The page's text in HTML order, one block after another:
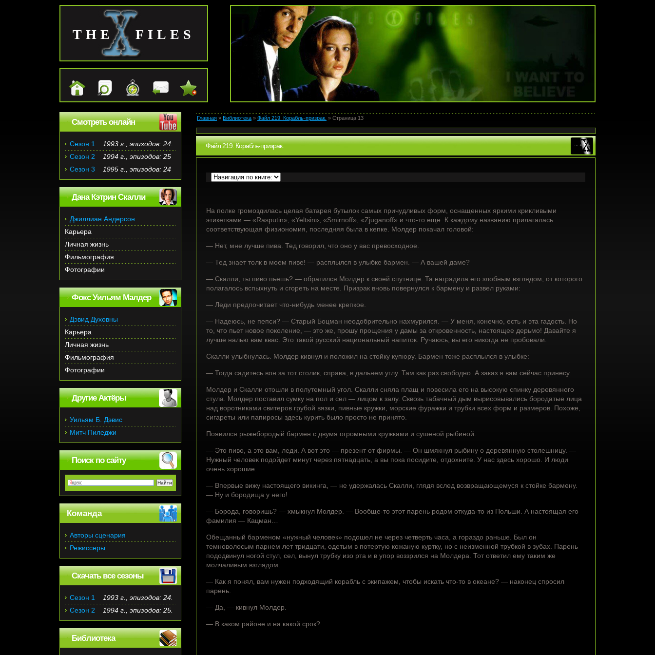
THE FILES
Главная » Библиотека » Файл 219. Корабль-призрак. » Страница 13
Файл 219. Корабль-призрак.
На полке громоздилась целая батарея бутылок самых причудливых форм, оснащенных яркими крикливыми
этикетками — «Rasputin», «Yeltsin», «Smirnoff», «Zjuganoff» и что-то еще. К каждому названию прилагалась
соответствующая физиономия, последняя была в кепке. Молдер покачал головой:
— Нет, мне лучше пива. Тед говорил, что оно у вас превосходное.
— Тед знает толк в моем пиве! — расплылся в улыбке бармен. — А вашей даме?
— Скалли, ты пиво пьешь? — обратился Молдер к своей спутнице. Та наградила его злобным взглядом, от которого
полагалось вспыхнуть и сгореть на месте. Призрак вновь повернулся к бармену и развел руками:
— Леди предпочитает что-нибудь менее крепкое.
— Надеюсь, не пепси? — Старый Боцман неодобрительно нахмурился. — У меня, конечно, есть и эта гадость. Но
то, что пьет новое поколение, — это же, прошу прощения у дамы за откровенность, настоящее дерьмо! Давайте я
лучше налью вам квас. Это такой русский национальный напиток. Ручаюсь, вы его никогда не пробовали.
Скалли улыбнулась. Молдер кивнул и положил на стойку купюру. Бармен тоже расплылся в улыбке:
— Тогда садитесь вон за тот столик, справа, в дальнем углу. Там как раз свободно. А заказ я вам сейчас принесу.
Молдер и Скалли отошли в полутемный угол. Скалли сняла плащ и повесила его на высокую спинку деревянного
стула. Молдер поставил сумку на пол и сел — лицом к залу. Сквозь табачный дым вырисовывались бородатые лица
над воротниками свитеров грубой вязки, пивные кружки, морские фуражки и трубки всех форм и размеров. Похоже,
сигареты или папиросы здесь курить было просто не принято.
Появился рыжебородый бармен с двумя огромными кружками и сушеной рыбиной.
— Это пиво, а это вам, леди. А вот это — презент от фирмы. — Он шмякнул рыбину о деревянную столешницу. —
Нужный человек подойдет минут через пятнадцать, а вы пока посидите, отдохните. У нас здесь хорошо. И люди
очень хорошие.
— Впервые вижу настоящего викинга, — не удержалась Скалли, глядя вслед возвращающемуся к стойке бармену.
— Ну и бородища у него!
— Борода, говоришь? — хмыкнул Молдер. — Вообще-то этот парень родом откуда-то из Польши. А настоящая его
фамилия — Кацман…
Обещанный барменом «нужный человек» подошел не через четверть часа, а гораздо раньше. Был он
темноволосым парнем лет тридцати, одетым в потертую кожаную куртку, но с неизменной трубкой в зубах. Парень
пододвинул ногой стул, сел, вынул трубку изо рта и в упор воззрился на Молдера. Тот ответил ему таким же
молчаливым взглядом.
— Как я понял, вам нужен подходящий корабль с экипажем, чтобы искать что-то в океане? — наконец спросил
парень.
— Да, — кивнул Молдер.
— В каком районе и на какой срок?
Смотреть онлайн
Сезон 1
1993 г., эпизодов: 24.
Сезон 2
1994 г., эпизодов: 25
Сезон 3
1995 г., эпизодов: 24
Дана Кэтрин Скалли
Джиллиан Андерсон
Карьера
Личная жизнь
Фильмография
Фотографии
Фокс Уильям Малдер
Дэвид Духовны
Карьера
Личная жизнь
Фильмография
Фотографии
Другие Актёры
Уильям Б. Дэвис
Митч Пиледжи
Поиск по сайту
Команда
Авторы сценария
Режиссеры
Скачать все сезоны
Сезон 1
1993 г., эпизодов: 24.
Сезон 2
1994 г., эпизодов: 25.
Библиотека